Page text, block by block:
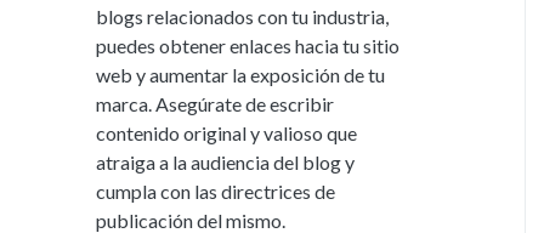
blogs relacionados con tu industria,
puedes obtener enlaces hacia tu sitio
web y aumentar la exposición de tu
marca. Asegúrate de escribir
contenido original y valioso que
atraiga a la audiencia del blog y
cumpla con las directrices de
publicación del mismo.